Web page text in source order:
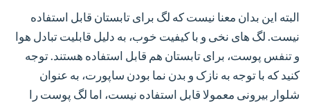
البته این بدان معنا نیست که لگ برای تابستان قابل استفاده
نیست. لگ های نخی و با کیفیت خوب، به دلیل قابلیت تبادل هوا
و تنفس پوست، برای تابستان هم قابل استفاده هستند. توجه
کنید که با توجه به نازک و بدن نما بودن ساپورت، به عنوان
شلوار بیرونی معمولا قابل استفاده نیست، اما لگ پوست را